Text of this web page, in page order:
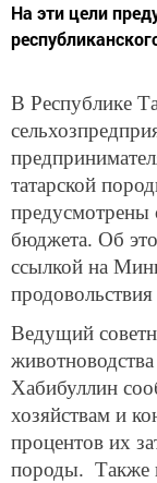
На эти цели
В Республике
татарской
предусмотрены
бюджета. Об
ссылкой на
Ведущий
Хабибуллин
хозяйствам и
процентов их
породы. Также